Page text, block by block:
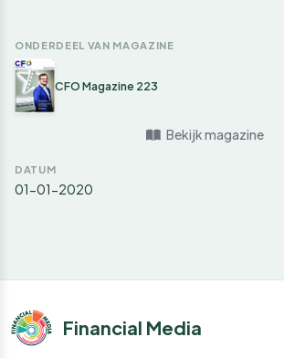
ONDERDEEL VAN MAGAZINE
CFO Magazine 223
Bekijk magazine
DATUM
01-01-2020
Financial Media